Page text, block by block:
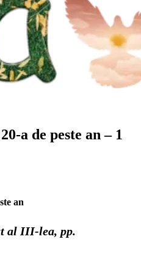
a de peste an – 1
an
al III-lea, pp.